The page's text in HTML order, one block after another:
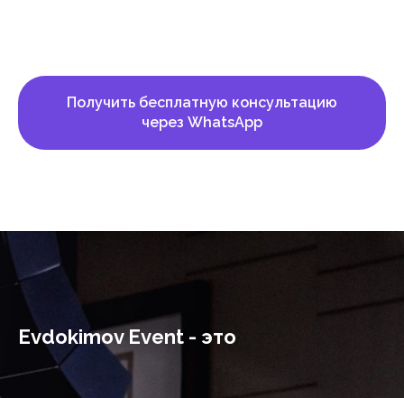
Получить бесплатную консультацию
через WhatsApp
Evdokimov Event - это